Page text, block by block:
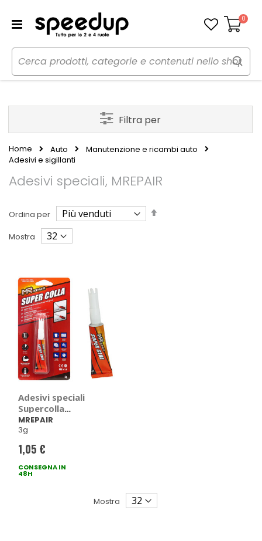
Carrello
0
Home Auto
Manutenzione e ricambi auto
Adesivi e sigillanti
Adesivi speciali, MREPAIR
Ordina per
Imposta
Mostra
Adesivi speciali
Supercolla
istantanea -
MREPAIR
MREPAIR
3g
1,05 €
CONSEGNA IN
48H
Mostra
Filtra per